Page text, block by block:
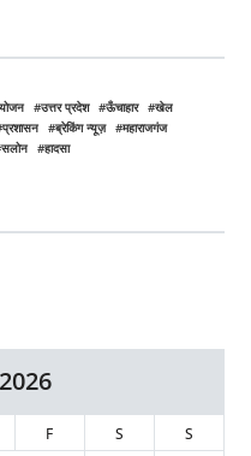
उत्तर प्रदेश ऊँचाहार
खेल
प्रशासन ब्रेकिंग न्यूज़
महाराजगंज
सलोन हादसा
F S S